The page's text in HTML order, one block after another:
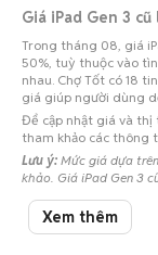
Giá iPad Gen 3
Trong tháng 08, giá
50%, tuỳ thuộc vào
nhau. Chợ Tốt có 18
giá giúp người dùng
Để cập nhật giá và thị
tham khảo các thông
Lưu ý: Mức giá dựa
khảo. Giá iPad Gen 3
Chợ Tốt - Nơi mua
Xem thêm